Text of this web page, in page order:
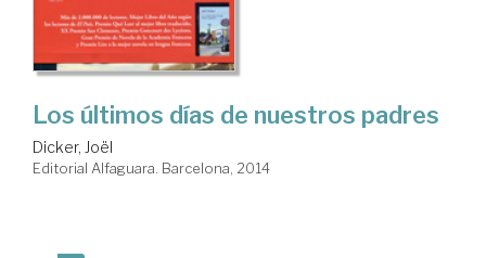
Los últimos días de nuestros padres
Dicker, Joël
Editorial Alfaguara. Barcelona, 2014